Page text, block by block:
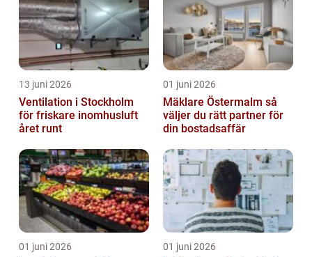
13 juni 2026
Ventilation i Stockholm
för friskare inomhusluft
året runt
01 juni 2026
Mäklare Östermalm så
väljer du rätt partner för
din bostadsaffär
01 juni 2026 01 juni 2026